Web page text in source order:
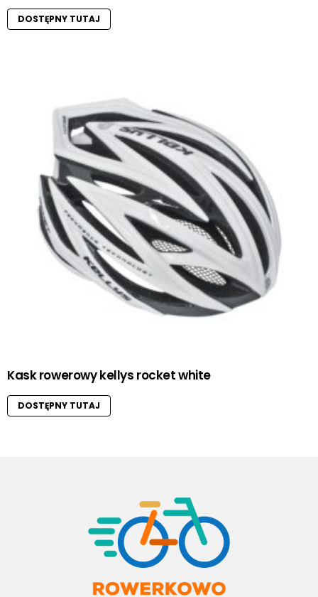
DOSTĘPNY TUTAJ
Kask rowerowy kellys rocket white
DOSTĘPNY TUTAJ